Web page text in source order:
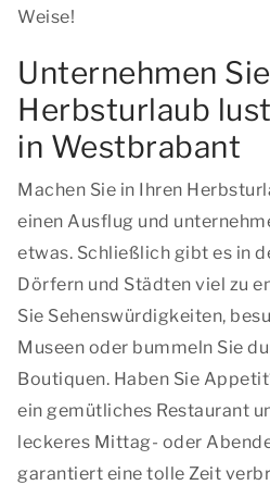
Weise!
Unternehmen
Herbsturlaub
in Westbrabant
Machen Sie in Ihren
einen Ausflug und
etwas. Schließlich gibt es in
Dörfern und Städten viel zu
Sie Sehenswürdigkeiten,
Museen oder bummeln Sie
Boutiquen. Haben Sie
ein gemütliches Restaurant
leckeres Mittag- oder
garantiert eine tolle Zeit